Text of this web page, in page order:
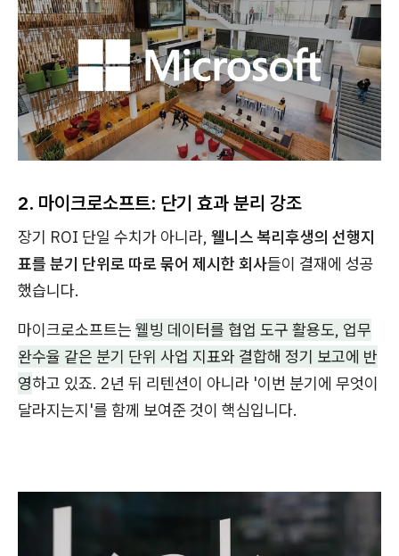
2. 마이크로소프트: 단기 효과 분리 강조
장기 ROI 단일 수치가 아니라, 웰니스 복리후생의 선행지
표를 분기 단위로 따로 묶어 제시한 회사들이 결재에 성공
했습니다.
마이크로소프트는 웰빙 데이터를 협업 도구 활용도, 업무
완수율 같은 분기 단위 사업 지표와 결합해 정기 보고에 반
영하고 있죠. 2년 뒤 리텐션이 아니라 '이번 분기에 무엇이
달라지는지'를 함께 보여준 것이 핵심입니다.